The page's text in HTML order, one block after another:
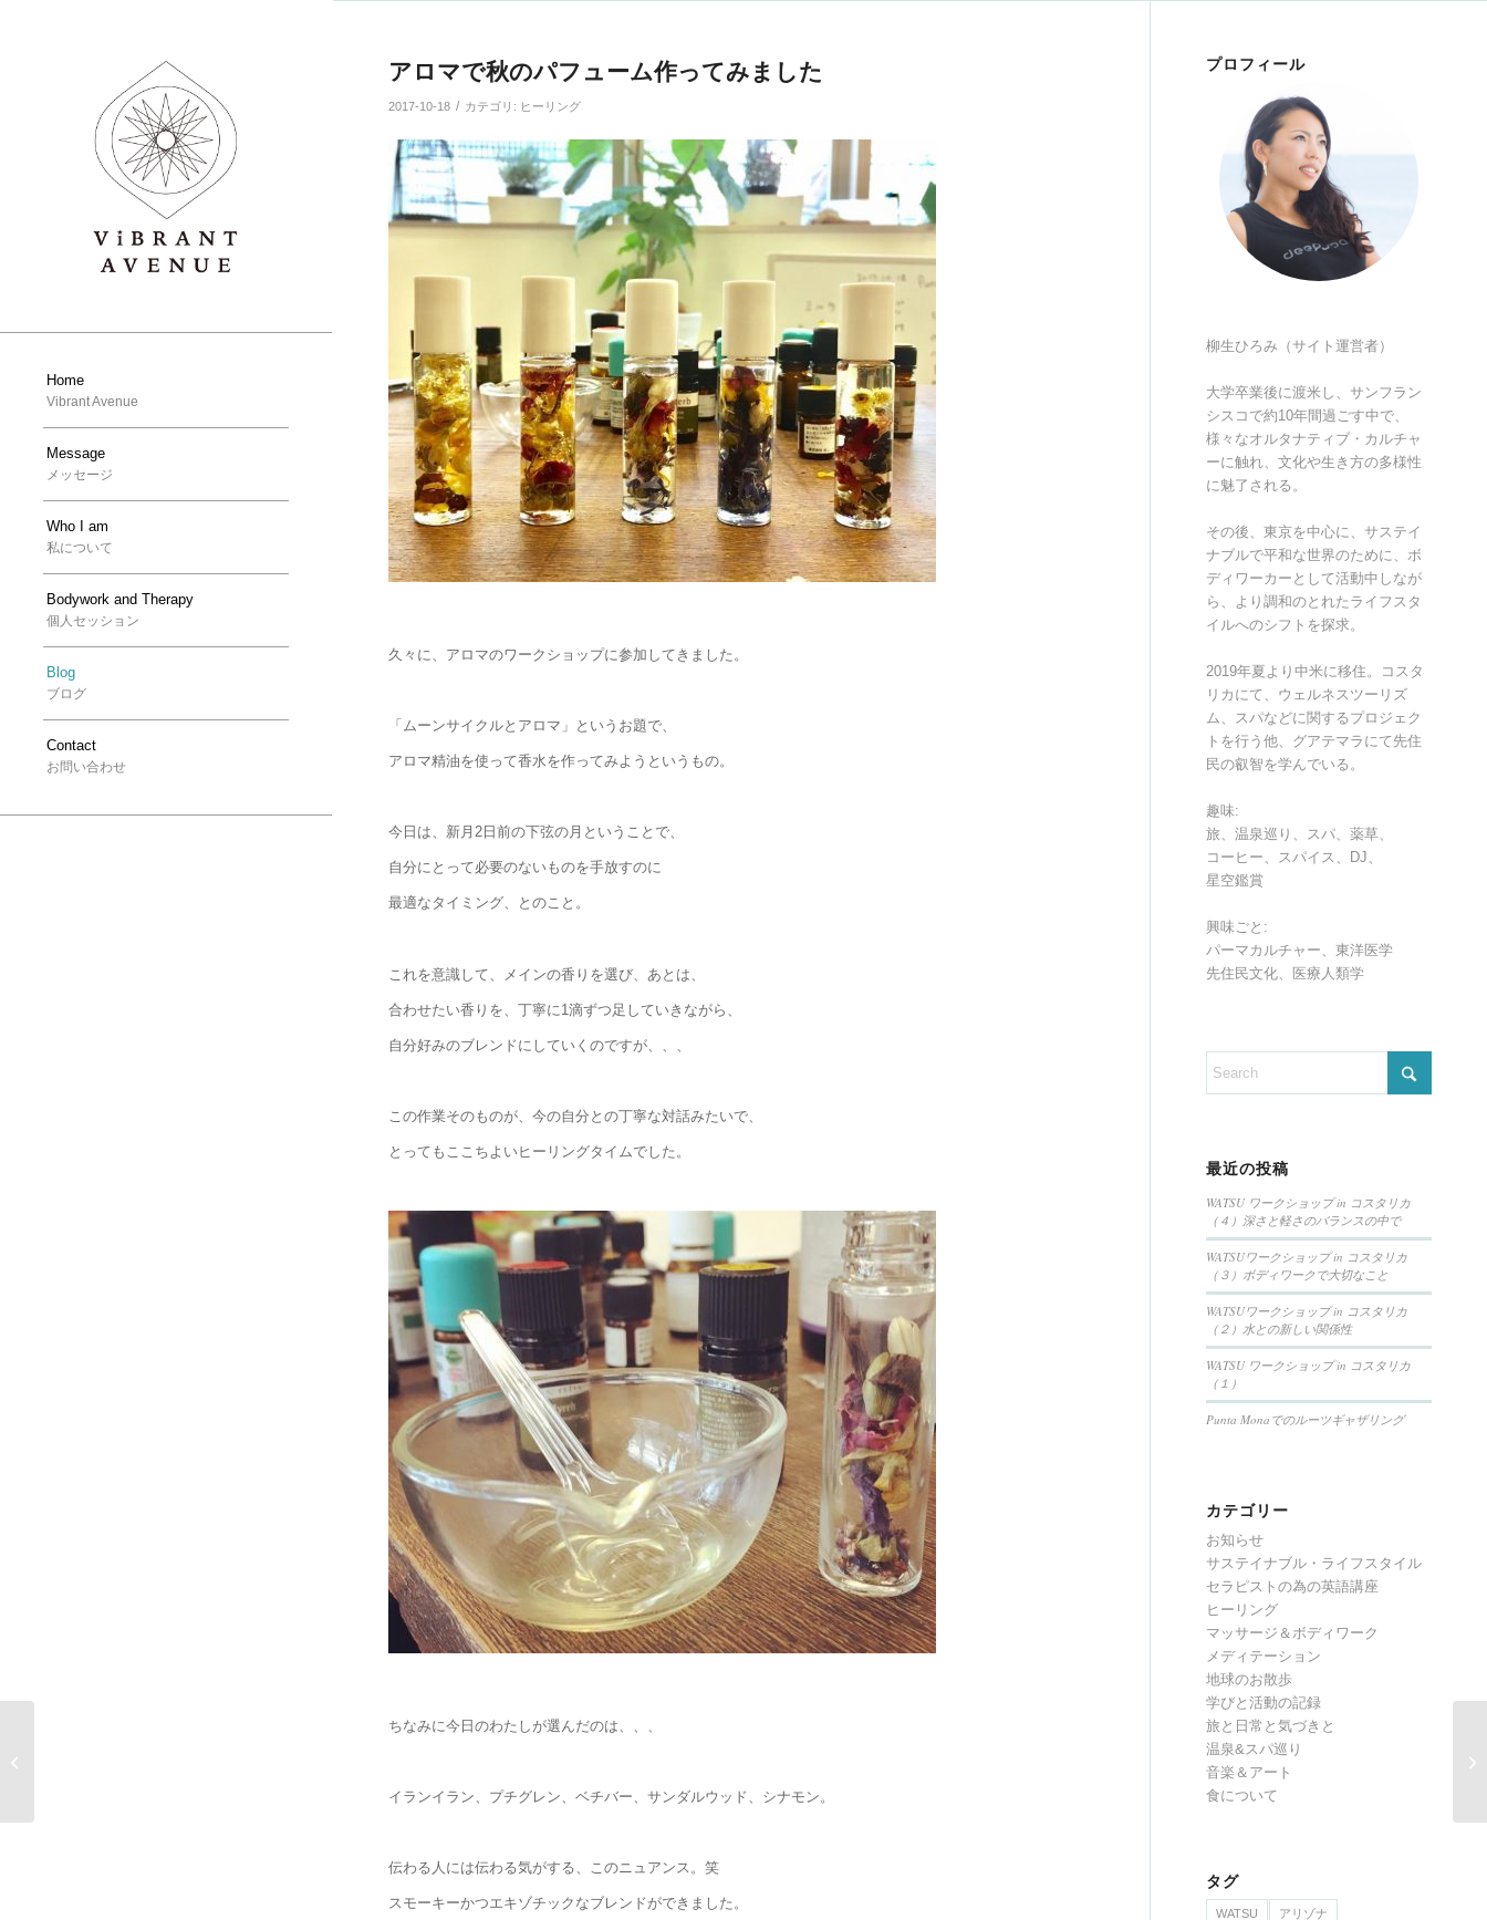
Home
Vibrant Avenue
Message
メッセージ
Who I am
私について
Bodywork and Therapy
個人セッション
Blog
ブログ
Contact
お問い合わせ
アロマで秋のパフューム作ってみました
2017-10-18 / カテゴリ: ヒーリング
久々に、アロマのワークショップに参加してきました。
「ムーンサイクルとアロマ」というお題で、
アロマ精油を使って香水を作ってみようというもの。
今日は、新月2日前の下弦の月ということで、
自分にとって必要のないものを手放すのに
最適なタイミング、とのこと。
これを意識して、メインの香りを選び、あとは、
合わせたい香りを、丁寧に1滴ずつ足していきながら、
自分好みのブレンドにしていくのですが、、、
この作業そのものが、今の自分との丁寧な対話みたいで、
とってもここちよいヒーリングタイムでした。
ちなみに今日のわたしが選んだのは、、、
イランイラン、プチグレン、ベチバー、サンダルウッド、シナモン。
伝わる人には伝わる気がする、このニュアンス。笑
スモーキーかつエキゾチックなブレンドができました。
プロフィール
柳生ひろみ（サイト運営者）
大学卒業後に渡米し、サンフラン
シスコで約10年間過ごす中で、
様々なオルタナティブ・カルチャ
ーに触れ、文化や生き方の多様性
に魅了される。
その後、東京を中心に、サステイ
ナブルで平和な世界のために、ボ
ディワーカーとして活動中しなが
ら、より調和のとれたライフスタ
イルへのシフトを探求。
2019年夏より中米に移住。コスタ
リカにて、ウェルネスツーリズ
ム、スパなどに関するプロジェク
トを行う他、グアテマラにて先住
民の叡智を学んでいる。
趣味:
旅、温泉巡り、スパ、薬草、
コーヒー、スパイス、DJ、
星空鑑賞
興味ごと:
パーマカルチャー、東洋医学
先住民文化、医療人類学
最近の投稿
WATSU ワークショップ in コスタリカ
（４）深さと軽さのバランスの中で
WATSUワークショップ in コスタリカ
（３）ボディワークで大切なこと
WATSUワークショップ in コスタリカ
（２）水との新しい関係性
WATSU ワークショップ in コスタリカ
（１）
Punta Monaでのルーツギャザリング
カテゴリー
お知らせ
サステイナブル・ライフスタイル
セラピストの為の英語講座
ヒーリング
マッサージ＆ボディワーク
メディテーション
地球のお散歩
学びと活動の記録
旅と日常と気づきと
温泉&スパ巡り
音楽＆アート
食について
タグ
WATSU アリゾナ